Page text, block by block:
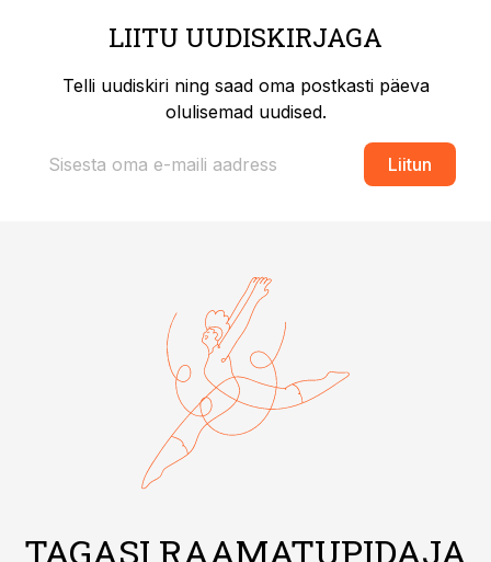
LIITU UUDISKIRJAGA
Telli uudiskiri ning saad oma postkasti päeva
olulisemad uudised.
Liitun
TAGASI RAAMATUPIDAJA